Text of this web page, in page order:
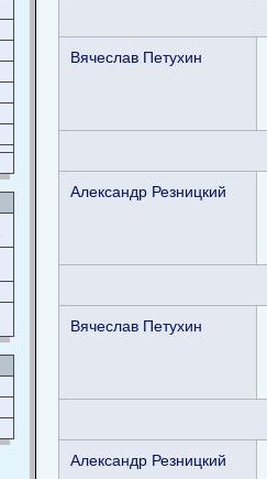
Вячеслав Петухин
Александр Резницкий
Вячеслав Петухин
Александр Резницкий